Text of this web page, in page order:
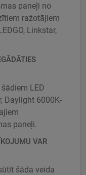
paneļi no
ražotājiem
Linkstar,
LED
Daylight 6000K-
paneļi.
VAR
šāda veida